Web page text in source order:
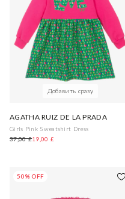
Добавить сразу
AGATHA RUIZ DE LA PRADA
Girls Pink Sweatshirt Dress
37,00 £19,00 £
50% OFF